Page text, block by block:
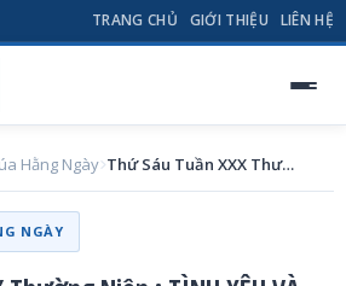
TRANG CHỦ GIỚI THIỆU LIÊN HỆ
Hằng Ngày Thứ Sáu Tuần XXX Thường Niên : TÌNH YÊU VÀ LÒNG THƯƠNG XÓT
NGÀY